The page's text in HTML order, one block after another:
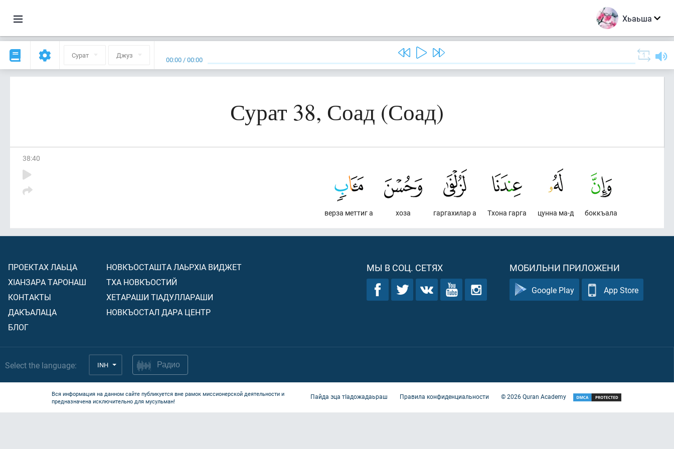
Хьаьша
Сурат Джуз 00:00 /00:00
Сурат 38, Соад (Соад)
38:40
боккъала
цунна ма-д
Тхона гарга
гаргахилар а
хоза
верза меттиг а
ПРОЕКТАХ ЛАЬЦА
ХIАНЗАРА ТАРОНАШ
КОНТАКТЫ
ДАКЪАЛАЦА
БЛОГ
НОВКЪОСТАШТА ЛАЬРХIА ВИДЖЕТ
ТХА НОВКЪОСТИЙ
ХЕТАРАШИ ТIАДУЛЛАРАШИ
НОВКЪОСТАЛ ДАРА ЦЕНТР
МЫ В СОЦ. СЕТЯХ МОБИЛЬНИ ПРИЛОЖЕНИ
Google Play App Store
Select the language: INH Радио
Вся информация на данном сайте публикуется вне рамок миссионерской деятельности и
предназначена исключительно для мусульман!
Пайда эца тIадожадаьраш Правила конфиденциальности ©2026Quran Academy